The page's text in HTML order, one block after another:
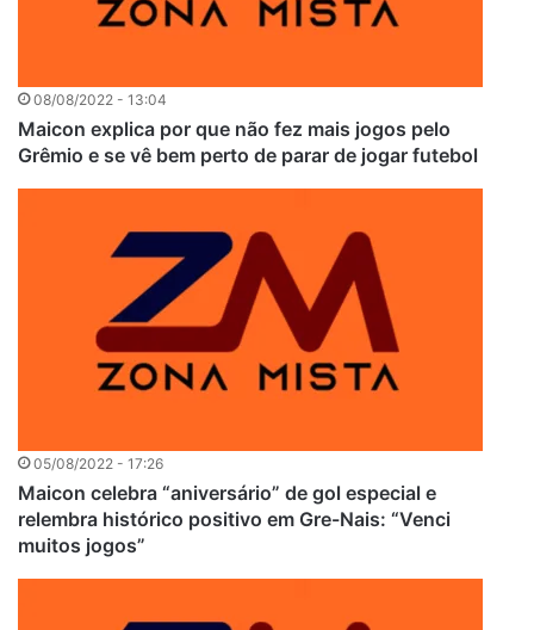
08/08/2022 - 13:04
Maicon explica por que não fez mais jogos pelo
Grêmio e se vê bem perto de parar de jogar futebol
05/08/2022 - 17:26
Maicon celebra “aniversário” de gol especial e
relembra histórico positivo em Gre-Nais: “Venci
muitos jogos”